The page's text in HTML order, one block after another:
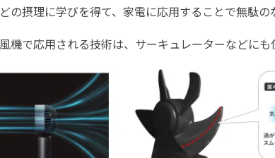
の摂理に学びを得て、家電に応用することで無駄の
機で応用される技術は、サーキュレーターなどにも